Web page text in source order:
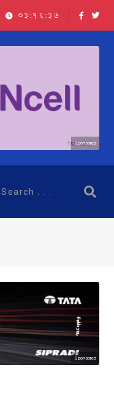
03:16:38
Sponsored
Sponsored